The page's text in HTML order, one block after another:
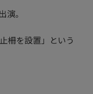
演。
柵を設置」という